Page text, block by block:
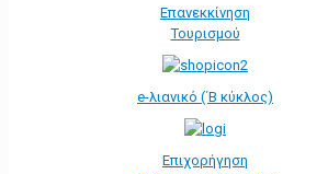
Επανεκκίνηση
Τουρισμού
e-λιανικό (΄Β κύκλος)
Επιχορήγηση